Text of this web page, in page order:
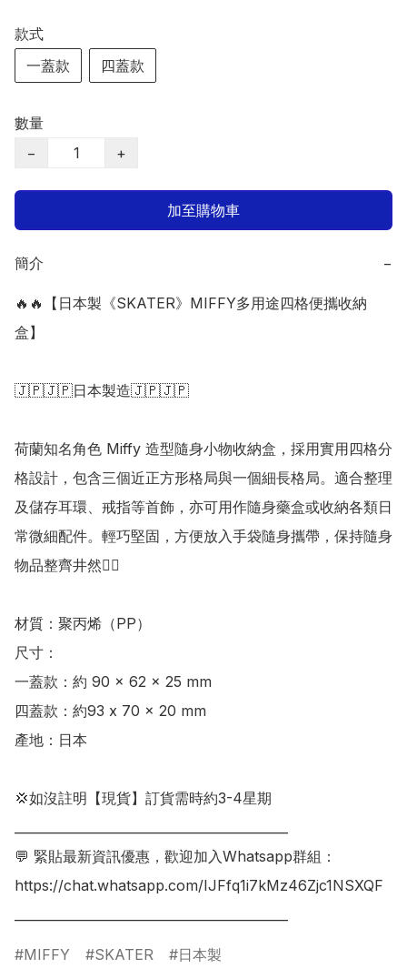
款式
一蓋款
四蓋款
數量
−
+
加至購物車
簡介 −
🔥🔥【日本製《SKATER》MIFFY多用途四格便攜收納
盒】
🇯🇵🇯🇵日本製造🇯🇵🇯🇵
​荷蘭知名角色 Miffy 造型隨身小物收納盒，採用實用四格分
格設計，包含三個近正方形格局與一個細長格局。適合整理
及儲存耳環、戒指等首飾，亦可用作隨身藥盒或收納各類日
常微細配件。輕巧堅固，方便放入手袋隨身攜帶，保持隨身
物品整齊井然👍🏻
​材質：聚丙烯（PP）
尺寸：
一蓋款：約 90 × 62 × 25 mm
四蓋款：約93 x 70 x 20 mm
產地：日本
💢如沒註明【現貨】訂貨需時約3-4星期
💬 緊貼最新資訊優惠，歡迎加入Whatsapp群組：
https://chat.whatsapp.com/IJFfq1i7kMz46Zjc1NSXQF
MIFFY SKATER 日本製